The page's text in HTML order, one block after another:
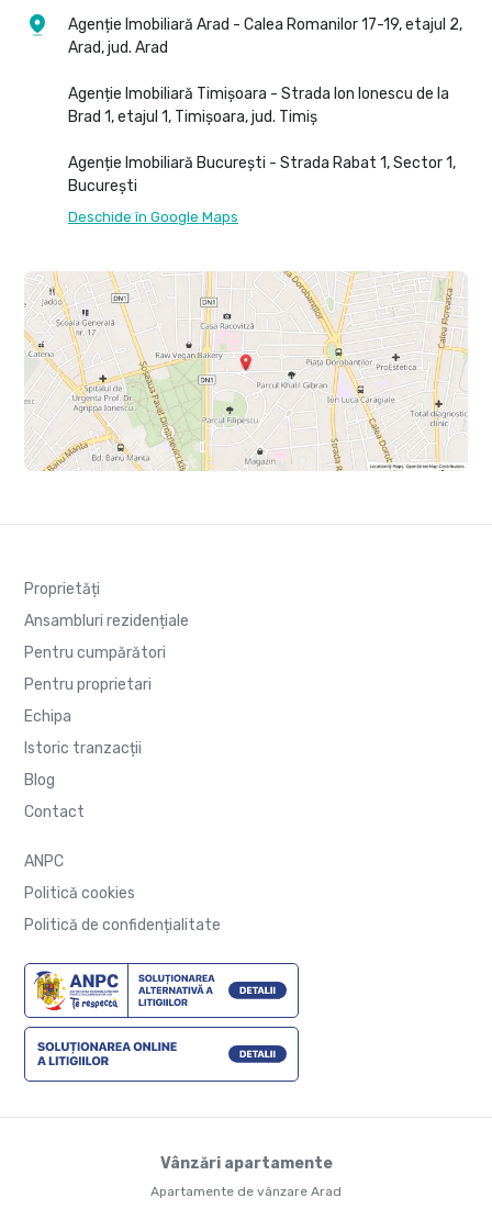
Agenție Imobiliară Arad - Calea Romanilor 17-19, etajul 2,
Arad, jud. Arad
Agenție Imobiliară Timișoara - Strada Ion Ionescu de la
Brad 1, etajul 1, Timișoara, jud. Timiș
Agenție Imobiliară București - Strada Rabat 1, Sector 1,
București
Deschide în Google Maps
Proprietăți
Ansambluri rezidențiale
Pentru cumpărători
Pentru proprietari
Echipa
Istoric tranzacții
Blog
Contact
ANPC
Politică cookies
Politică de confidențialitate
Vânzări apartamente
Apartamente de vânzare Arad